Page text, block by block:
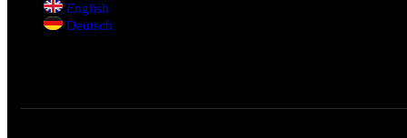
English
Deutsch